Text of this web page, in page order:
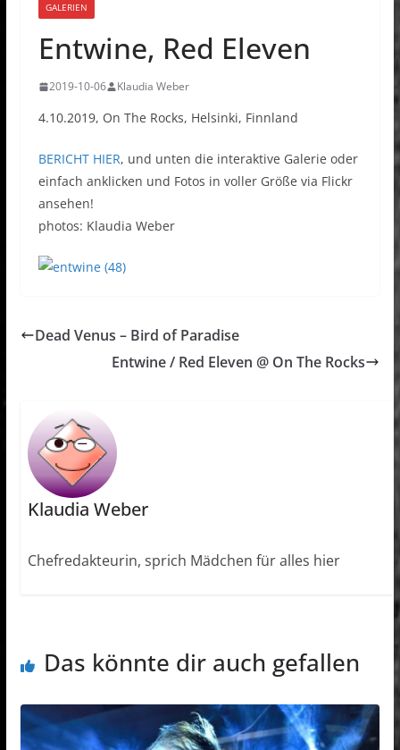
GALERIEN
Entwine, Red Eleven
2019-10-06 Klaudia Weber
4.10.2019, On The Rocks, Helsinki, Finnland
BERICHT HIER, und unten die interaktive Galerie oder
einfach anklicken und Fotos in voller Größe via Flickr
ansehen!
photos: Klaudia Weber
Dead Venus – Bird of Paradise
Entwine / Red Eleven @ On The Rocks
Klaudia Weber
Chefredakteurin, sprich Mädchen für alles hier
Das könnte dir auch gefallen